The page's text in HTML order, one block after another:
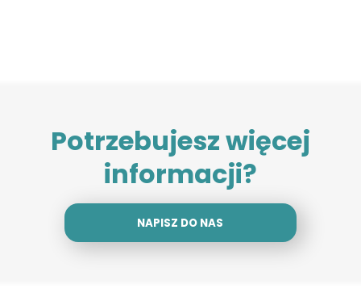
Potrzebujesz więcej
informacji?
NAPISZ DO NAS